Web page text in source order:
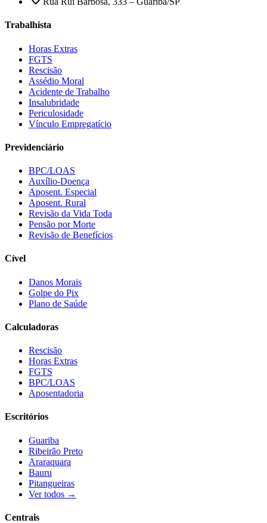
Trabalhista
Horas Extras
FGTS
Rescisão
Assédio Moral
Acidente de Trabalho
Insalubridade
Periculosidade
Vínculo Empregatício
Previdenciário
BPC/LOAS
Auxílio-Doença
Aposent. Especial
Aposent. Rural
Revisão da Vida Toda
Pensão por Morte
Revisão de Benefícios
Cível
Danos Morais
Golpe do Pix
Plano de Saúde
Calculadoras
Rescisão
Horas Extras
FGTS
BPC/LOAS
Aposentadoria
Escritórios
Guariba
Ribeirão Preto
Araraquara
Bauru
Pitangueiras
Ver todos →
Centrais